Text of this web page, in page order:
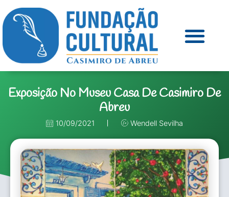
Exposição No Museu Casa De Casimiro De
Abreu
10/09/2021 Wendell Sevilha